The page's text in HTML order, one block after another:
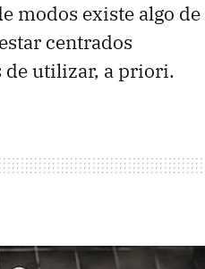
modos existe algo de
centrados
de utilizar, a priori.